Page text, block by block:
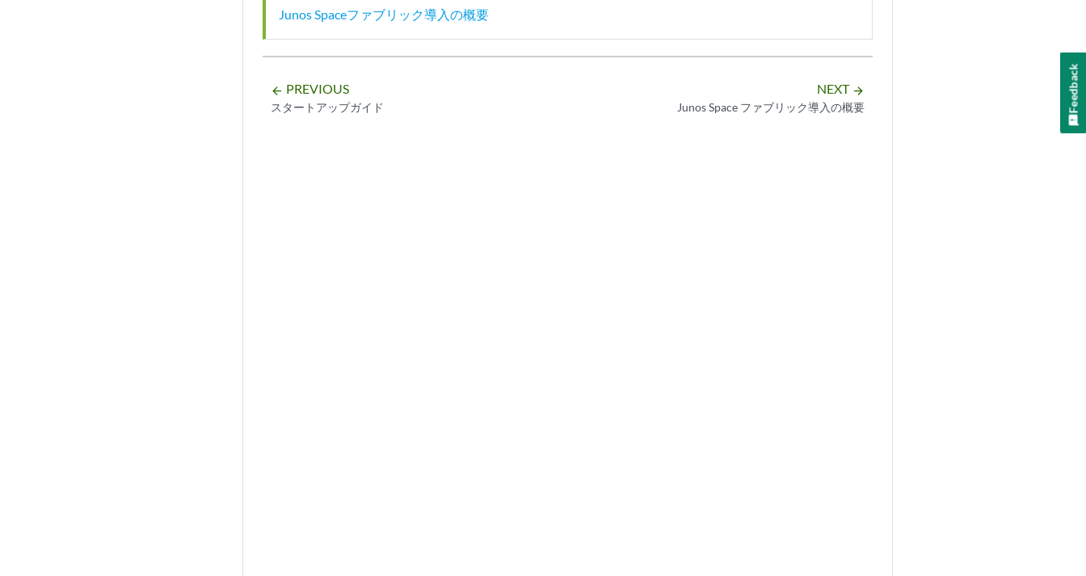
Junos Spaceファブリック導入の概要
arrow_backward PREVIOUS
スタートアップガイド
NEXT arrow_forward
Junos Space ファブリック導入の概要 Feedback